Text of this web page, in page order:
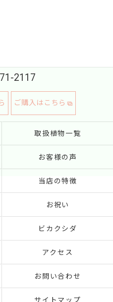
2117
ご購入はこちら
取扱植物一覧
お客様の声
当店の特徴
お祝い
ビカクシダ
アクセス
お問い合わせ
サイトマップ